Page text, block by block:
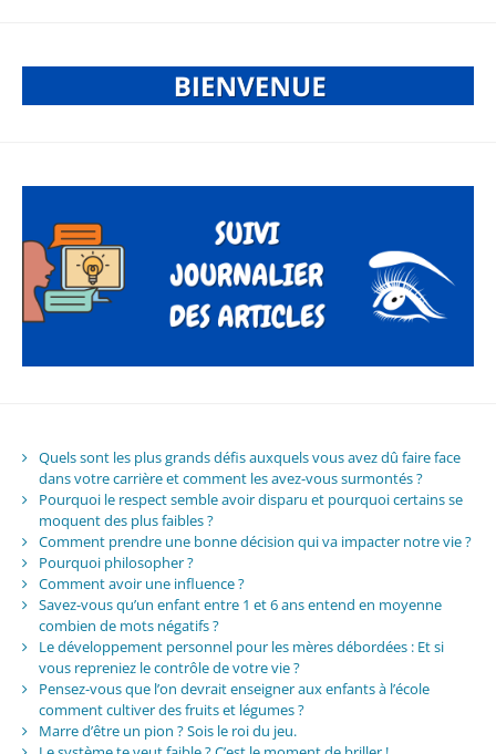
Quels sont les plus grands défis auxquels vous avez dû faire face
dans votre carrière et comment les avez-vous surmontés ?
Pourquoi le respect semble avoir disparu et pourquoi certains se
moquent des plus faibles ?
Comment prendre une bonne décision qui va impacter notre vie ?
Pourquoi philosopher ?
Comment avoir une influence ?
Savez-vous qu’un enfant entre 1 et 6 ans entend en moyenne
combien de mots négatifs ?
Le développement personnel pour les mères débordées : Et si
vous repreniez le contrôle de votre vie ?
Pensez-vous que l’on devrait enseigner aux enfants à l’école
comment cultiver des fruits et légumes ?
Marre d’être un pion ? Sois le roi du jeu.